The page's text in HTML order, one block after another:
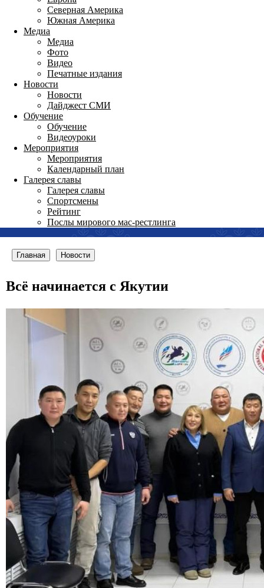
Северная Америка
Южная Америка
Медиа
Медиа
Фото
Видео
Печатные издания
Новости
Новости
Дайджест СМИ
Обучение
Обучение
Видеоуроки
Мероприятия
Мероприятия
Календарный план
Галерея славы
Галерея славы
Спортсмены
Рейтинг
Послы мирового мас-рестлинга
Главная Новости
Всё начинается с Якутии